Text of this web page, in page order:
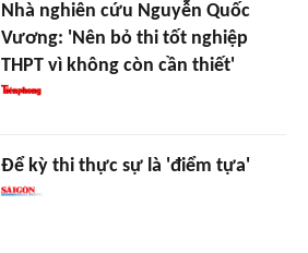
Nhà nghiên cứu Nguyễn Quốc
Vương: 'Nên bỏ thi tốt nghiệp
THPT vì không còn cần thiết'
Để kỳ thi thực sự là 'điểm tựa'